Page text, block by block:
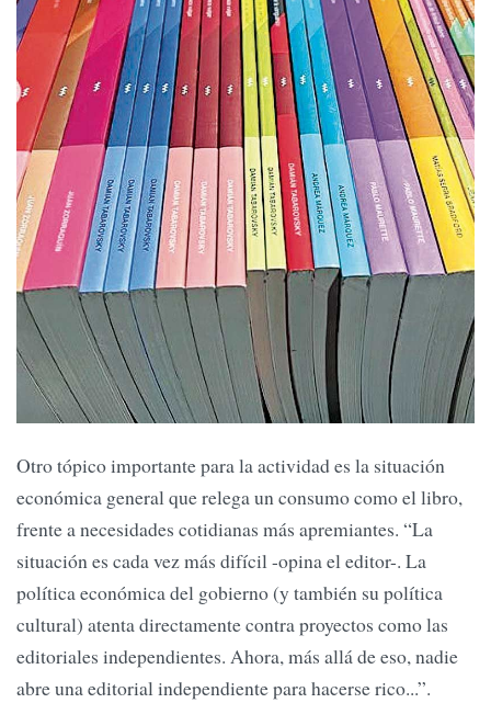
Otro tópico importante para la actividad es la situación
económica general que relega un consumo como el libro,
frente a necesidades cotidianas más apremiantes. “La
situación es cada vez más difícil -opina el editor-. La
política económica del gobierno (y también su política
cultural) atenta directamente contra proyectos como las
editoriales independientes. Ahora, más allá de eso, nadie
abre una editorial independiente para hacerse rico...”.